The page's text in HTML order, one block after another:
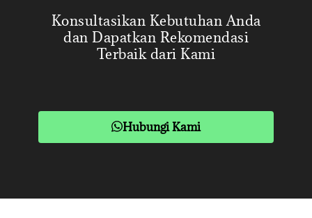
Konsultasikan Kebutuhan Anda
dan Dapatkan Rekomendasi
Terbaik dari Kami
Hubungi Kami